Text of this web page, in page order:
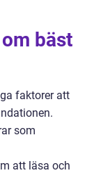
bäst
faktorer att
som
att läsa och